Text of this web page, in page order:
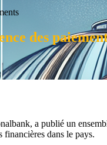
des
a publié un
financières dans le pays.